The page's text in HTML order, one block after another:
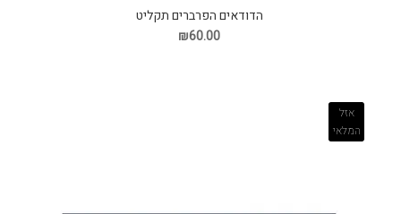
הדודאים הפרברים תקליט
₪60.00
אזל
המלאי